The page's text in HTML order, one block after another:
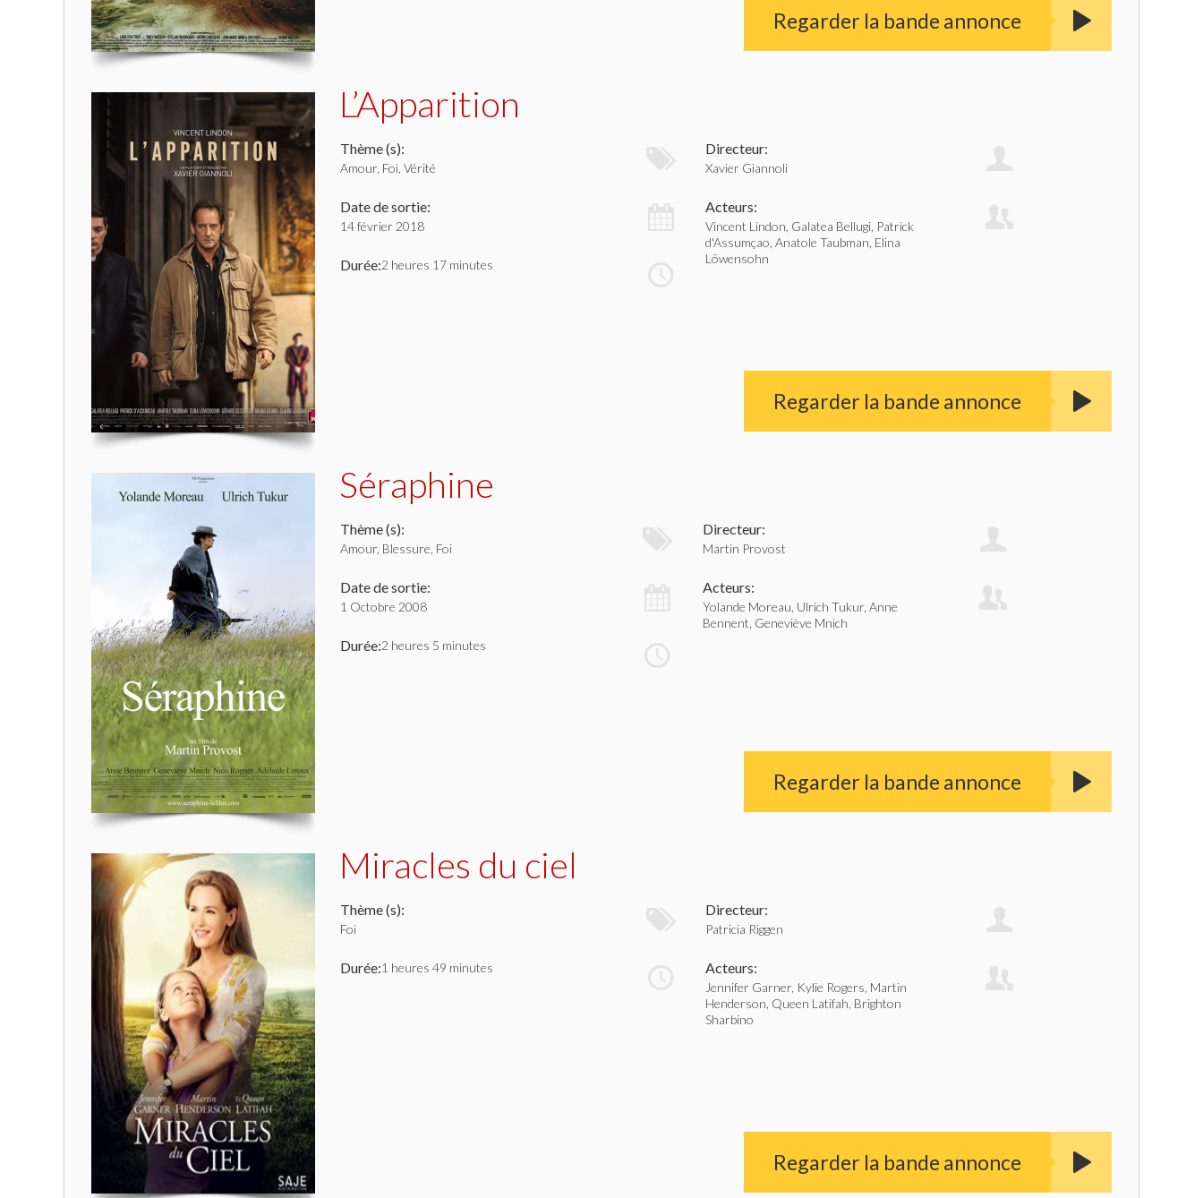
Regarder la bande annonce
L’Apparition
Thème (s):
Amour, Foi, Vérité
Date de sortie:
14 février 2018
Durée:2 heures 17 minutes
Directeur:
Xavier Giannoli
Acteurs:
Vincent Lindon, Galatea Bellugi, Patrick
d'Assumçao, Anatole Taubman, Elina
Löwensohn
Regarder la bande annonce
Séraphine
Thème (s):
Amour, Blessure, Foi
Date de sortie:
1 Octobre 2008
Durée:2 heures 5 minutes
Directeur:
Martin Provost
Acteurs:
Yolande Moreau, Ulrich Tukur, Anne
Bennent, Geneviève Mnich
Regarder la bande annonce
Miracles du ciel
Thème (s):
Foi
Durée:1 heures 49 minutes
Directeur:
Patricia Riggen
Acteurs:
Jennifer Garner, Kylie Rogers, Martin
Henderson, Queen Latifah, Brighton
Sharbino
Regarder la bande annonce